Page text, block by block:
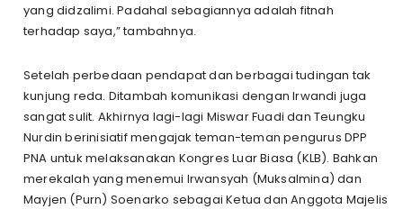
yang didzalimi. Padahal sebagiannya adalah fitnah
terhadap saya,” tambahnya.
Setelah perbedaan pendapat dan berbagai tudingan tak
kunjung reda. Ditambah komunikasi dengan Irwandi juga
sangat sulit. Akhirnya lagi-lagi Miswar Fuadi dan Teungku
Nurdin berinisiatif mengajak teman-teman pengurus DPP
PNA untuk melaksanakan Kongres Luar Biasa (KLB). Bahkan
merekalah yang menemui Irwansyah (Muksalmina) dan
Mayjen (Purn) Soenarko sebagai Ketua dan Anggota Majelis